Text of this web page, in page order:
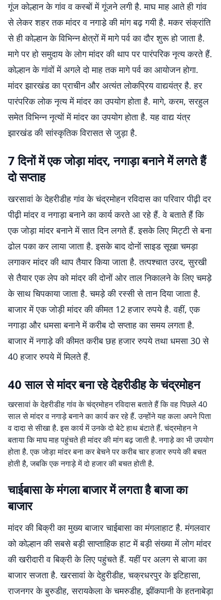
गूंज कोल्हान के गांव व कस्बों में गूंजने लगी है. माघ माह आते ही गांव
से लेकर शहर तक मांदर व नगाडे़ की मांग बढ़ गयी है. मकर संक्रांति
से ही कोल्हान के विभिन्न क्षेत्रों में मागे पर्व का दौर शुरू हो जाता है.
मागे पर हो समुदाय के लोग मांदर की थाप पर पारंपरिक नृत्य करते हैं.
कोल्हान के गांवों में अगले दो माह तक मागे पर्व का आयोजन होगा.
मांदर झारखंड का प्राचीन और अत्यंत लोकप्रिय वाद्ययंत्र है. हर
पारंपरिक लोक नृत्य में मांदर का उपयोग होता है. मागे, करम, सरहुल
समेत विभिन्न नृत्यों में मांदर का उपयोग होता है. यह वाद्य यंत्र
झारखंड की सांस्कृतिक विरासत से जुड़ा है.
7 दिनों में एक जोड़ा मांदर, नगाड़ा बनाने में लगते हैं
दो सप्ताह
खरसावां के देहरीडीह गांव के चंद्रमोहन रविदास का परिवार पीढ़ी दर
पीढ़ी मांदर व नगाड़ा बनाने का कार्य करते आ रहे हैं. वे बताते हैं कि
एक जोड़ा मांदर बनाने में सात दिन लगते हैं. इसके लिए मिट्टी से बना
ढोल पका कर लाया जाता है. इसके बाद दोनों साइड सूखा चमड़ा
लगाकर मांदर की थाप तैयार किया जाता है. तत्पश्चात उरद, सुरखी
से तैयार एक लेप को मांदर की दोनों ओर ताल निकालने के लिए चमड़े
के साथ चिपकाया जाता है. चमड़े की रस्सी से तान दिया जाता है.
बाजार में एक जोड़ी मांदर की कीमत 12 हजार रुपये है. वहीं, एक
नगाड़ा और धमसा बनाने में करीब दो सप्ताह का समय लगता है.
बाजार में नगाड़े की कीमत करीब छह हजार रुपये तथा धमसा 30 से
40 हजार रुपये में मिलते हैं.
40 साल से मांदर बना रहे देहरीडीह के चंद्रमोहन
खरसावां के देहरीडीह गांव के चंद्रमोहन रविदास बताते हैं कि वह पिछले 40
साल से मांदर व नगाड़े बनाने का कार्य कर रहे हैं. उन्होंने यह कला अपने पिता
व दादा से सीखा है. इस कार्य में उनके दो बेटे हाथ बंटाते हैं. चंद्रमोहन ने
बताया कि माघ माह पहुंचते ही मांदर की मांग बढ़ जाती है. नगाड़े का भी उपयोग
होता है. एक जोड़ा मांदर बना कर बेचने पर करीब चार हजार रुपये की बचत
होती है, जबकि एक नगाड़े में दो हजार की बचत होती है.
चाईबासा के मंगला बाजार में लगता है बाजा का
बाजार
मांदर की बिक्री का मुख्य बाजार चाईबासा का मंगलाहाट है. मंगलवार
को कोल्हान की सबसे बड़ी साप्ताहिक हाट में बड़ी संख्या में लोग मांदर
की खरीदारी व बिक्री के लिए पहुंचते हैं. यहीं पर अलग से बाजा का
बाजार सजता है. खरसावां के देहुरीडीह, चक्रधरपुर के इटिहासा,
राजनगर के बुरुडीह, सरायकेला के चमरुडीह, झींकपानी के हतनाबेड़ा